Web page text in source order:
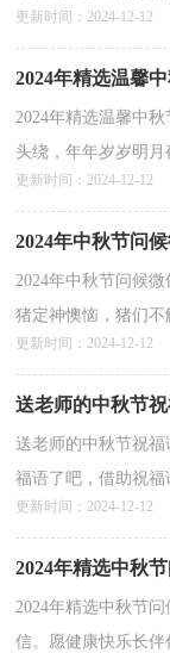
共良宵；云飘飘，问
更新时间：2024-12-12
2024年精选温馨
2024年精选温馨中
头绕，年年岁岁明
信送祝愿，天涯海角
更新时间：2024-12-12
2024年中秋节问
2024年中秋节问候
猪定神懊恼，猪们
色狼全看到。短信来
更新时间：2024-12-12
送老师的中秋节
送老师的中秋节祝
福语了吧，借助祝
祝福语是一个让许多
更新时间：2024-12-12
2024年精选中秋
2024年精选中秋节
信。愿健康快乐长